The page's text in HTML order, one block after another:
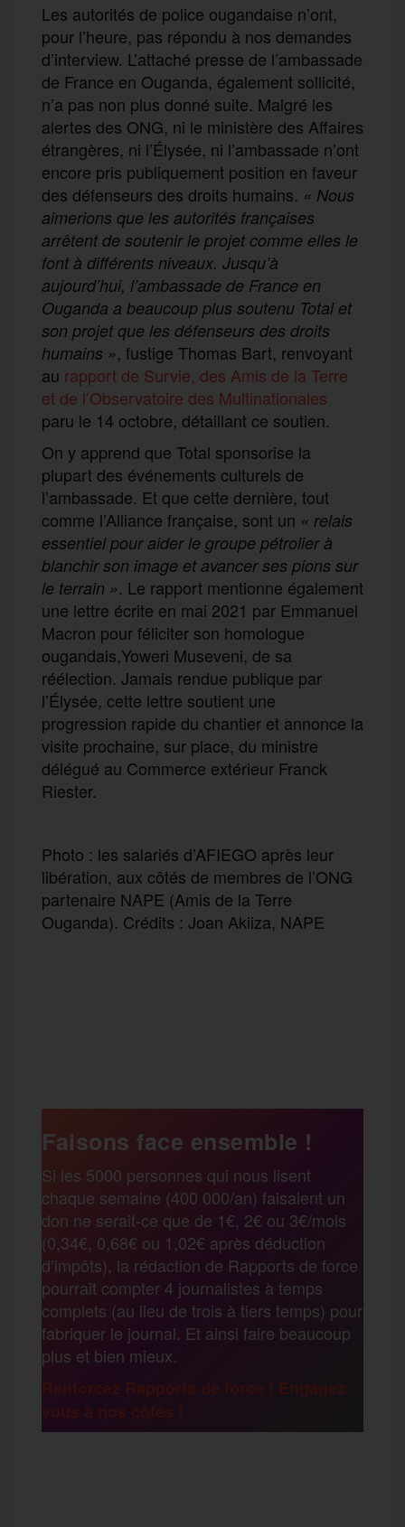
Les autorités de police ougandaise n’ont,
pour l’heure, pas répondu à nos demandes
d’interview. L’attaché presse de l’ambassade
de France en Ouganda, également sollicité,
n’a pas non plus donné suite. Malgré les
alertes des ONG, ni le ministère des Affaires
étrangères, ni l’Élysée, ni l’ambassade n’ont
encore pris publiquement position en faveur
des défenseurs des droits humains. « Nous
aimerions que les autorités françaises
arrêtent de soutenir le projet comme elles le
font à différents niveaux. Jusqu’à
aujourd’hui, l’ambassade de France en
Ouganda a beaucoup plus soutenu Total et
son projet que les défenseurs des droits
humains », fustige Thomas Bart, renvoyant
au rapport de Survie, des Amis de la Terre
et de l’Observatoire des Multinationales
paru le 14 octobre, détaillant ce soutien.
On y apprend que Total sponsorise la
plupart des événements culturels de
l’ambassade. Et que cette dernière, tout
comme l’Alliance française, sont un « relais
essentiel pour aider le groupe pétrolier à
blanchir son image et avancer ses pions sur
le terrain ». Le rapport mentionne également
une lettre écrite en mai 2021 par Emmanuel
Macron pour féliciter son homologue
ougandais,Yoweri Museveni, de sa
réélection. Jamais rendue publique par
l’Élysée, cette lettre soutient une
progression rapide du chantier et annonce la
visite prochaine, sur place, du ministre
délégué au Commerce extérieur Franck
Riester.
Photo : les salariés d’AFIEGO après leur
libération, aux côtés de membres de l’ONG
partenaire NAPE (Amis de la Terre
Ouganda). Crédits : Joan Akiiza, NAPE
b
o
o
k
t
e
r
l
s
a
g
e
m
r
t
a
g
e
Faisons face ensemble !
Si les 5000 personnes qui nous lisent
chaque semaine (400 000/an) faisaient un
don ne serait-ce que de 1€, 2€ ou 3€/mois
(0,34€, 0,68€ ou 1,02€ après déduction
d’impôts), la rédaction de Rapports de force
pourrait compter 4 journalistes à temps
complets (au lieu de trois à tiers temps) pour
fabriquer le journal. Et ainsi faire beaucoup
plus et bien mieux.
Renforcez Rapports de force ! Engagez-
vous à nos côtés !